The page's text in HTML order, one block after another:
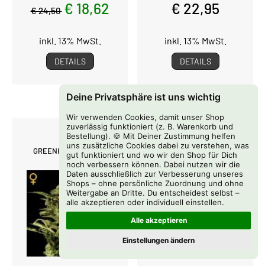
Deine Privatsphäre ist uns wichtig
Wir verwenden Cookies, damit unser Shop
zuverlässig funktioniert (z. B. Warenkorb und
Bestellung). 🍪 Mit Deiner Zustimmung helfen
uns zusätzliche Cookies dabei zu verstehen, was
gut funktioniert und wo wir den Shop für Dich
noch verbessern können. Dabei nutzen wir die
Daten ausschließlich zur Verbesserung unseres
Shops – ohne persönliche Zuordnung und ohne
Weitergabe an Dritte. Du entscheidest selbst –
alle akzeptieren oder individuell einstellen.
Alle akzeptieren
Einstellungen ändern
€ 24,50 € 18,62
inkl. 13% MwSt.
DETAILS
€ 22,95
inkl. 13% MwSt.
DETAILS
GREENHOUSE SEEDS 00 SEEDS